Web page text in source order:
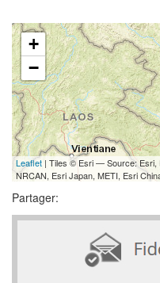
+
−
Leaflet | Tiles © Esri — Source: Esri,
NRCAN, Esri Japan, METI, Esri
Partager: